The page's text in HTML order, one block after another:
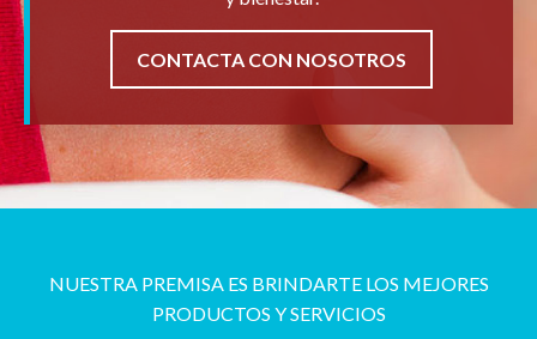
CONTACTA CON NOSOTROS
NUESTRA PREMISA ES BRINDARTE LOS MEJORES
PRODUCTOS Y SERVICIOS